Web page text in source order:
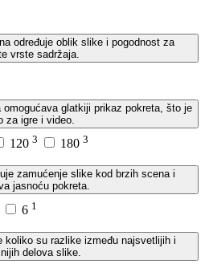
određuje oblik slike i pogodnost za
vrste sadržaja.
glatkiji prikaz pokreta, što je
za igre i video.
120 3 180 3
zamućenje slike kod brzih scena i
jasnoću pokreta.
6 1
koliko su razlike između najsvetlijih i
delova slike.